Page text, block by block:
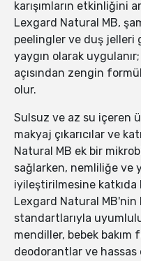
karışımların etkinliğini
Lexgard Natural MB,
peelingler ve duş jelleri
yaygın olarak
açısından zengin
olur.
Sulsuz ve az su içeren
makyaj çıkarıcılar ve
Natural MB ek bir
sağlarken, nemliliğe ve
iyileştirilmesine katkıda
Lexgard Natural
standartlarıyla
mendiller, bebek bakım
deodorantlar ve